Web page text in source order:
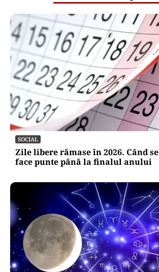
SOCIAL
Zile libere rămase în 2026. Când
face punte până la finalul anului